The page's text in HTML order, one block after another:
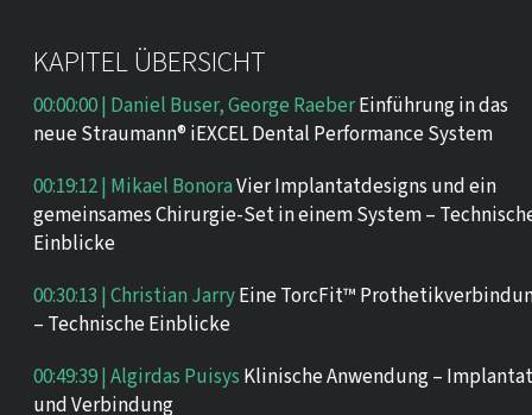
KAPITEL ÜBERSICHT
00:00:00 | Daniel Buser, George RaeberEinführung in das
neue Straumann® iEXCEL Dental Performance System
00:19:12 | Mikael BonoraVier Implantatdesigns und ein
gemeinsames Chirurgie-Set in einem System –
Einblicke
00:30:13 | Christian JarryEine TorcFit™
– Technische Einblicke
00:49:39 | Algirdas Puisys Klinische Anwendung –
und Verbindung